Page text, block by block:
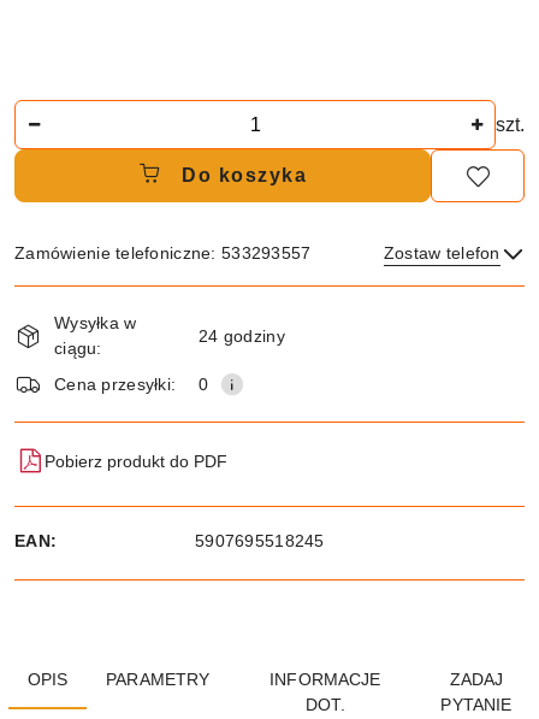
szt.
Do koszyka
Zamówienie telefoniczne: 533293557 Zostaw telefon
i
dostawa
Wysyłka w
ciągu:
24 godziny
Cena przesyłki: 0
Pobierz produkt do PDF
EAN: 5907695518245
OPIS PARAMETRY
INFORMACJE
DOT.
ZADAJ
PYTANIE